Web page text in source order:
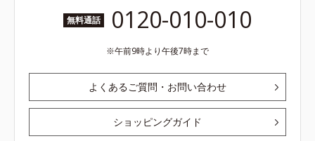
無料通話 0120-010-010
午前9時より午後7時まで
よくあるご質問・お問い合わせ
ショッピングガイド